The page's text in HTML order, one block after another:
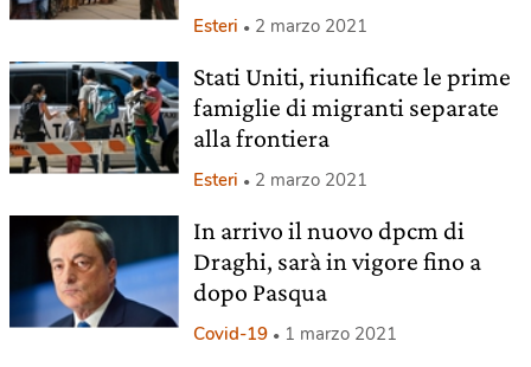
Esteri 2 marzo 2021
Stati Uniti, riunificate le prime
famiglie di migranti separate
alla frontiera
Esteri 2 marzo 2021
In arrivo il nuovo dpcm di
Draghi, sarà in vigore fino a
dopo Pasqua
Covid-19 1 marzo 2021